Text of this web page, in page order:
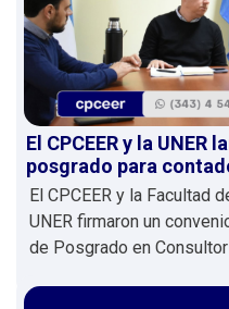
El CPCEER y la UNER
posgrado para
El CPCEER y la Facultad
UNER firmaron un
de Posgrado en